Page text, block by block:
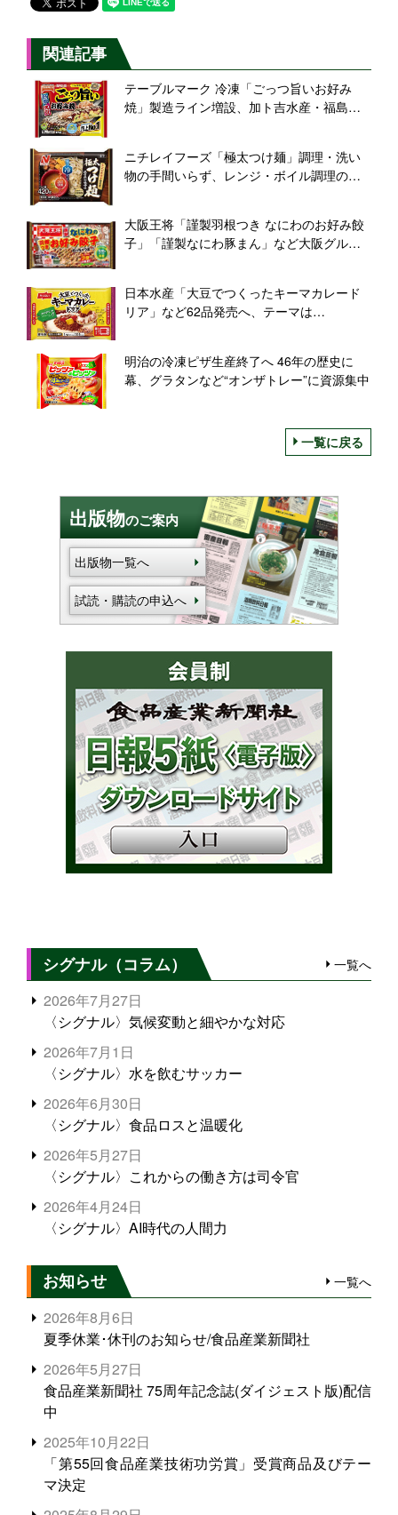
関連記事
テーブルマーク 冷凍「ごっつ旨いお好み
焼」製造ライン増設、加ト吉水産・福島工
ニチレイフーズ「極太つけ麺」調理・洗い
物の手間いらず、レンジ・ボイル調理のデ
大阪王将「謹製羽根つき なにわのお好み餃
子」「謹製なにわ豚まん」など大阪グルメ
日本水産「大豆でつくったキーマカレード
リア」など62品発売へ、テーマは
品・リニューアル品
明治の冷凍ピザ生産終了へ 46年の歴史に
幕、グラタンなど“オンザトレー”に資源集中
一覧に戻る
出版物のご案内
出版物一覧へ
試読・購読の申込へ
シグナル（コラム） 一覧へ
2026年7月27日
〈シグナル〉気候変動と細やかな対応
2026年7月1日
〈シグナル〉水を飲むサッカー
2026年6月30日
〈シグナル〉食品ロスと温暖化
2026年5月27日
〈シグナル〉これからの働き方は司令官
2026年4月24日
〈シグナル〉AI時代の人間力
お知らせ 一覧へ
2026年8月6日
夏季休業･休刊のお知らせ/食品産業新聞社
2026年5月27日
食品産業新聞社 75周年記念誌(ダイジェスト版)配信
中
2025年10月22日
「第55回食品産業技術功労賞」受賞商品及びテー
マ決定